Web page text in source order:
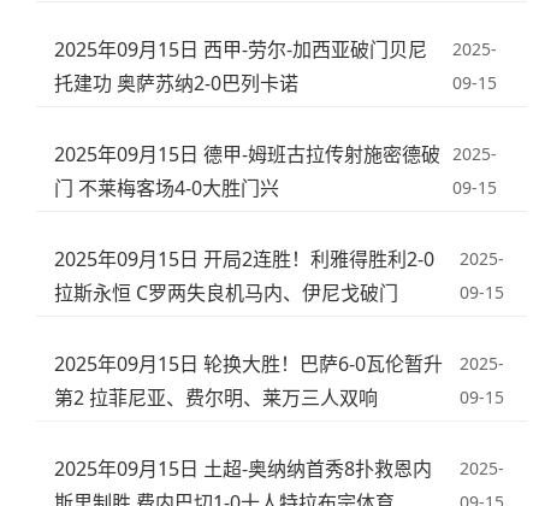
2025年09月15日 西甲-劳尔-加西亚破门贝尼
托建功 奥萨苏纳2-0巴列卡诺
2025-
09-15
2025年09月15日 德甲-姆班古拉传射施密德破
门 不莱梅客场4-0大胜门兴
2025-
09-15
2025年09月15日 开局2连胜！利雅得胜利2-0
拉斯永恒 C罗两失良机马内、伊尼戈破门
2025-
09-15
2025年09月15日 轮换大胜！巴萨6-0瓦伦暂升
第2 拉菲尼亚、费尔明、莱万三人双响
2025-
09-15
2025年09月15日 土超-奥纳纳首秀8扑救恩内
2025-